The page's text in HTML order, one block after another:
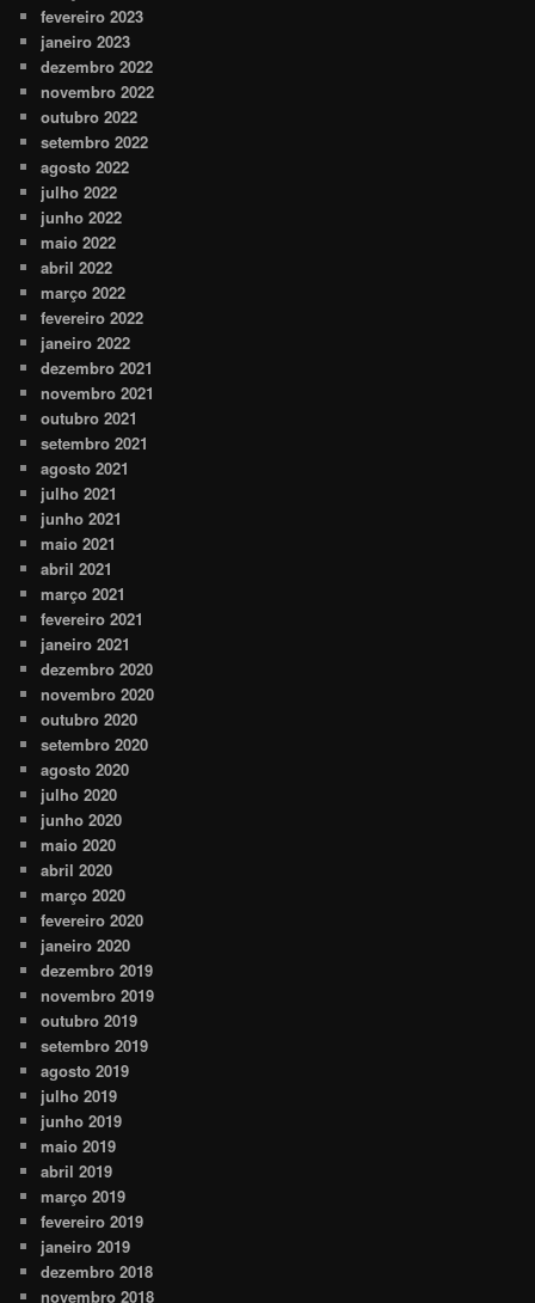
fevereiro 2023
janeiro 2023
dezembro 2022
novembro 2022
outubro 2022
setembro 2022
agosto 2022
julho 2022
junho 2022
maio 2022
abril 2022
março 2022
fevereiro 2022
janeiro 2022
dezembro 2021
novembro 2021
outubro 2021
setembro 2021
agosto 2021
julho 2021
junho 2021
maio 2021
abril 2021
março 2021
fevereiro 2021
janeiro 2021
dezembro 2020
novembro 2020
outubro 2020
setembro 2020
agosto 2020
julho 2020
junho 2020
maio 2020
abril 2020
março 2020
fevereiro 2020
janeiro 2020
dezembro 2019
novembro 2019
outubro 2019
setembro 2019
agosto 2019
julho 2019
junho 2019
maio 2019
abril 2019
março 2019
fevereiro 2019
janeiro 2019
dezembro 2018
novembro 2018